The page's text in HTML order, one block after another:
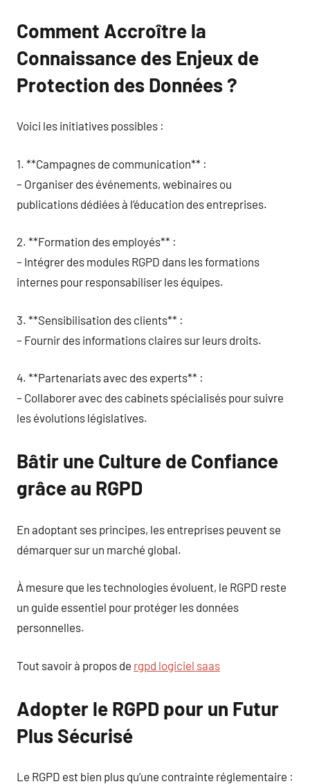
Comment Accroître la
Connaissance des Enjeux de
Protection des Données ?
Voici les initiatives possibles :
1. **Campagnes de communication** :
– Organiser des événements, webinaires ou
publications dédiées à l’éducation des entreprises.
2. **Formation des employés** :
– Intégrer des modules RGPD dans les formations
internes pour responsabiliser les équipes.
3. **Sensibilisation des clients** :
– Fournir des informations claires sur leurs droits.
4. **Partenariats avec des experts** :
– Collaborer avec des cabinets spécialisés pour suivre
les évolutions législatives.
Bâtir une Culture de Confiance
grâce au RGPD
En adoptant ses principes, les entreprises peuvent se
démarquer sur un marché global.
À mesure que les technologies évoluent, le RGPD reste
un guide essentiel pour protéger les données
personnelles.
Tout savoir à propos de rgpd logiciel saas
Adopter le RGPD pour un Futur
Plus Sécurisé
Le RGPD est bien plus qu’une contrainte réglementaire :